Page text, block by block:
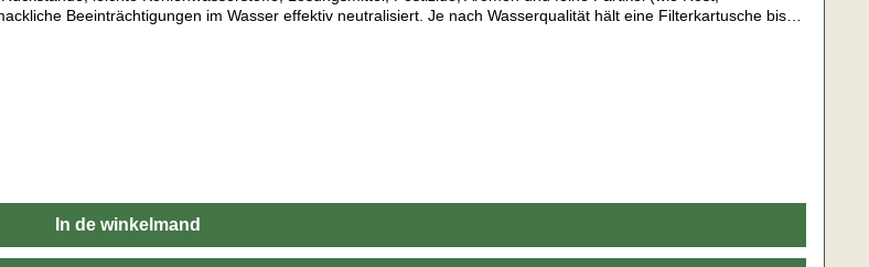
Beeinträchtigungen im Wasser effektiv neutralisiert. Je nach Wasserqualität hält eine Filterkartusche bis
In de winkelmand